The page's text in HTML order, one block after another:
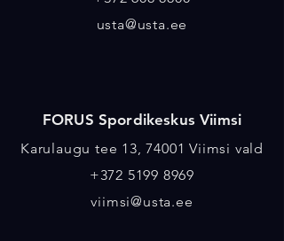
usta@usta.ee
FORUS Spordikeskus Viimsi
Karulaugu tee 13, 74001 Viimsi vald
+372 5199 8969
viimsi@usta.ee